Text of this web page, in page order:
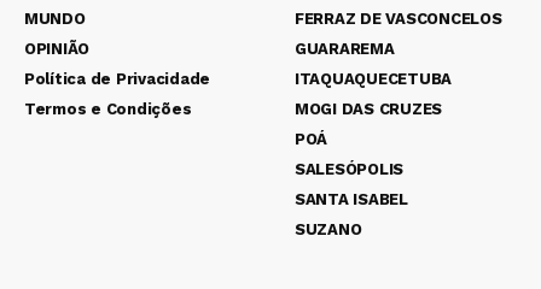
MUNDO
OPINIÃO
Política de Privacidade
Termos e Condições
FERRAZ DE VASCONCELOS
GUARAREMA
ITAQUAQUECETUBA
MOGI DAS CRUZES
POÁ
SALESÓPOLIS
SANTA ISABEL
SUZANO